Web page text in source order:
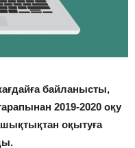
байланысты,
2019-2020 оқу
оқытуға